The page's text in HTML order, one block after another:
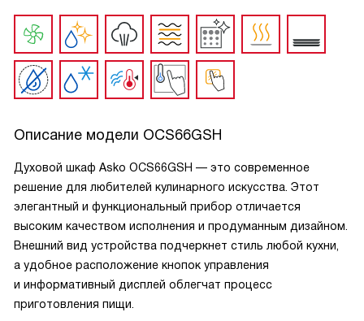
Описание модели OCS66GSH
Духовой шкаф Asko OCS66GSH — это современное
решение для любителей кулинарного искусства. Этот
элегантный и функциональный прибор отличается
высоким качеством исполнения и продуманным дизайном.
Внешний вид устройства подчеркнет стиль любой кухни,
а удобное расположение кнопок управления
и информативный дисплей облегчат процесс
приготовления пищи.